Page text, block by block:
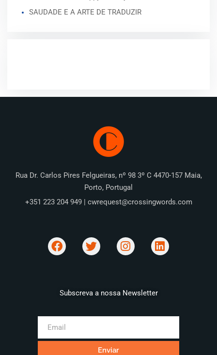
SAUDADE E A ARTE DE TRADUZIR
Rua Dr. Carlos Pires Felgueiras, nº 98 3º C 4470-157 Maia,
Porto, Portugal
+351 223 204 949 | cwrequest@crossingwords.com
Subscreva a nossa Newsletter